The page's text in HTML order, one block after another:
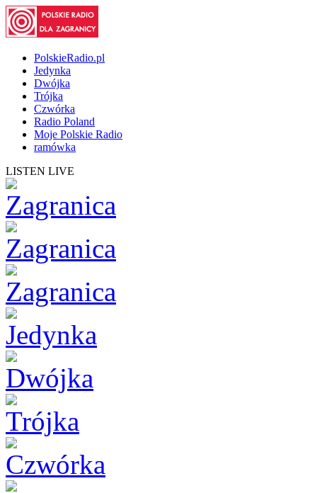
PolskieRadio.pl
Jedynka
Dwójka
Trójka
Czwórka
Radio Poland
Moje Polskie Radio
ramówka
LISTEN LIVE